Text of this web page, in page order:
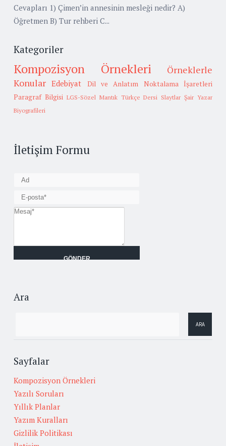
Cevapları 1) Çimen’in annesinin mesleği nedir? A)
Öğretmen B) Tur rehberi C...
Kategoriler
Kompozisyon Örnekleri
Örneklerle
Konular Edebiyat Dil ve Anlatım
Noktalama İşaretleri
Paragraf Bilgisi LGS-Sözel Mantık Türkçe Dersi Slaytlar Şair Yazar
Biyografileri
İletişim Formu
Ara
Sayfalar
Kompozisyon Örnekleri
Yazılı Soruları
Yıllık Planlar
Yazım Kuralları
Gizlilik Politikası